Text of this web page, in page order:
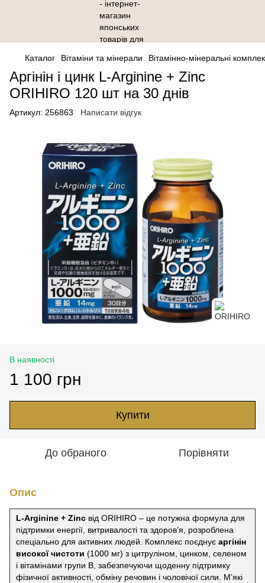
Каталог Вітаміни та мінерали Вітамінно-мінеральні
Аргінін і цинк L-Arginine + Zinc
ORIHIRO 120 шт на 30 днів
Артикул: 256863 Написати відгук
В наявності
1 100 грн
Купити
До обраного Порівняти
Опис
L-Arginine + Zinc від ORIHIRO – це потужна формула для
підтримки енергії, витривалості та здоров’я, розроблена
спеціально для активних людей. Комплекс поєднує аргінін
високої чистоти (1000 мг) з цитруліном, цинком, селеном
і вітамінами групи B, забезпечуючи щоденну підтримку
фізичної активності, обміну речовин і чоловічої сили. М’які